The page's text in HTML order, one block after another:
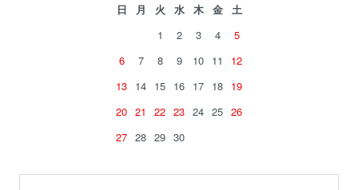
日 月 火 水 木 金
土
1
2 3 4
5
6
7 8 9 10 11
12
13 14 15 16 17 18 19
20 21 22 23 24 25 26
27 28 29 30